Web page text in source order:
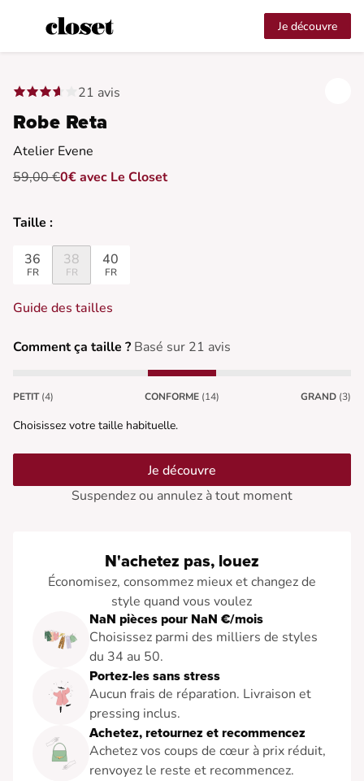
Je découvre
21 avis
Robe Reta
Atelier Evene
59,00 €0€ avec Le Closet
Taille :
36
FR
38
FR
40
FR
Guide des tailles
Comment ça taille ? Basé sur 21 avis
PETIT (4) CONFORME (14) GRAND (3)
Choisissez votre taille habituelle.
Je découvre
Suspendez ou annulez à tout moment
N'achetez pas, louez
Économisez, consommez mieux et changez de
style quand vous voulez
NaN pièces pour NaN €/mois
Choisissez parmi des milliers de styles
du 34 au 50.
Portez-les sans stress
Aucun frais de réparation. Livraison et
pressing inclus.
Achetez, retournez et recommencez
Achetez vos coups de cœur à prix réduit,
renvoyez le reste et recommencez.